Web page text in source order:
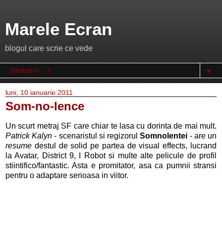
Marele Ecran
blogul care scrie ce vede
▼
luni, 10 ianuarie 2011
Som-no-lence
Un scurt metraj SF care chiar te lasa cu dorinta de mai mult.
Patrick Kalyn - scenaristul si regizorulSomnolentei - are un
resume destul de solid pe partea de visual effects, lucrand
la Avatar, District 9, I Robot si multe alte pelicule de profil
stiintifico/fantastic. Asta e promitator, asa ca pumnii stransi
pentru o adaptare serioasa in viitor.